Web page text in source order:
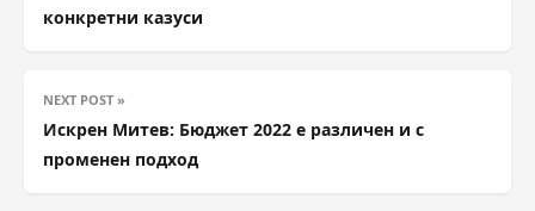
конкретни казуси
NEXT POST »
Искрен Митев: Бюджет 2022 е различен и с
променен подход